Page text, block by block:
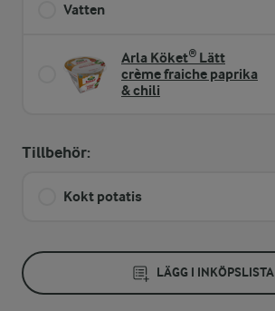
Vatten
Arla Köket® Lätt
crème fraiche paprika
& chili
Tillbehör:
Kokt potatis
LÄGG I INKÖPSLISTA